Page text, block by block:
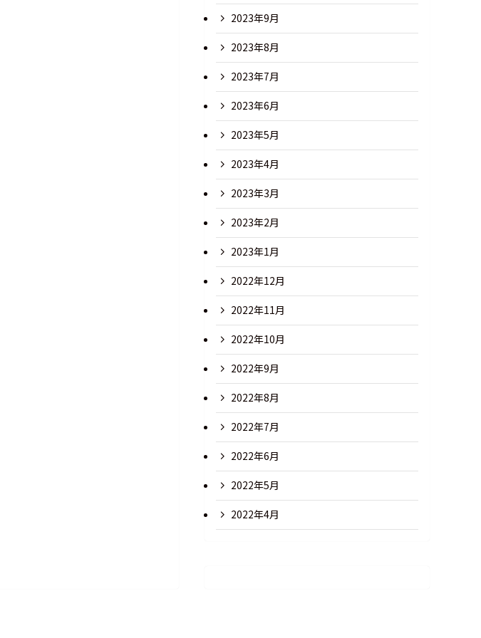
2023年9月
2023年8月
2023年7月
2023年6月
2023年5月
2023年4月
2023年3月
2023年2月
2023年1月
2022年12月
2022年11月
2022年10月
2022年9月
2022年8月
2022年7月
2022年6月
2022年5月
2022年4月